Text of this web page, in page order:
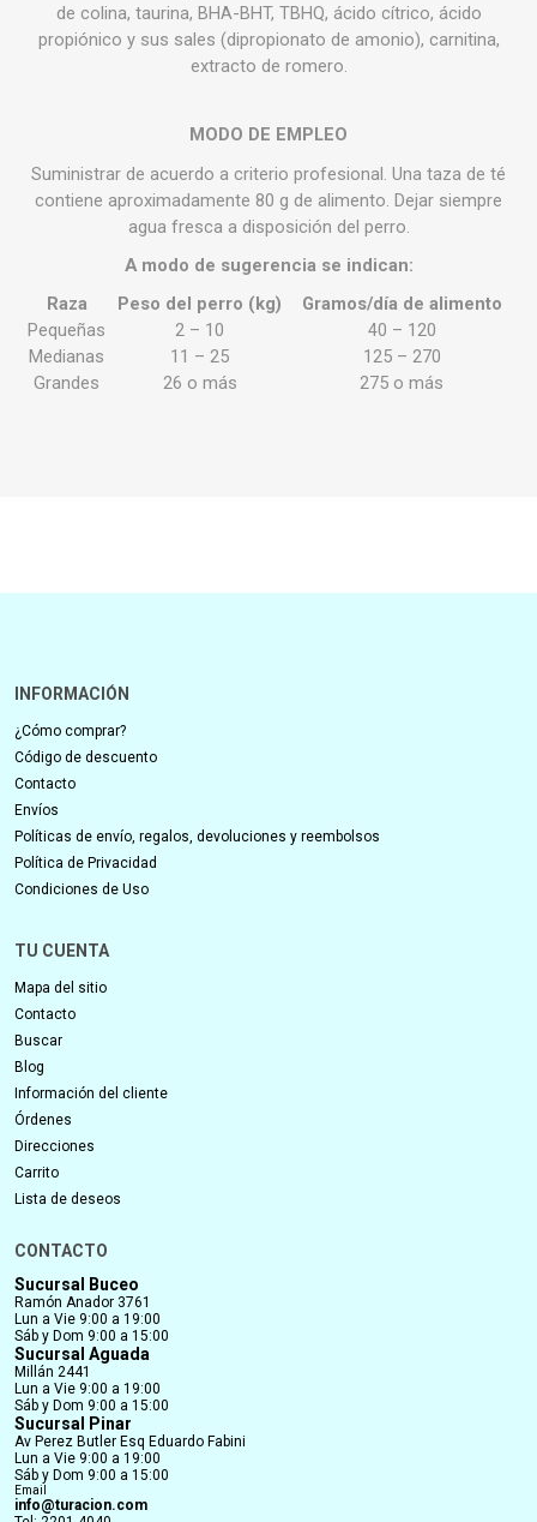
de colina, taurina, BHA-BHT, TBHQ, ácido cítrico, ácido
propiónico y sus sales (dipropionato de amonio), carnitina,
extracto de romero.
MODO DE EMPLEO
Suministrar de acuerdo a criterio profesional. Una taza de té
contiene aproximadamente 80 g de alimento. Dejar siempre
agua fresca a disposición del perro.
A modo de sugerencia se indican:
Raza
Peso del perro (kg)
Gramos/día de alimento
Pequeñas
2 – 10
40 – 120
Medianas
11 – 25
125 – 270
Grandes
26 o más 275 o más
INFORMACIÓN
¿Cómo comprar?
Código de descuento
Contacto
Envíos
Políticas de envío, regalos, devoluciones y reembolsos
Política de Privacidad
Condiciones de Uso
TU CUENTA
Mapa del sitio
Contacto
Buscar
Blog
Información del cliente
Órdenes
Direcciones
Carrito
Lista de deseos
CONTACTO
Sucursal Buceo
Ramón Anador 3761
Lun a Vie 9:00 a 19:00
Sáb y Dom 9:00 a 15:00
Sucursal Aguada
Millán 2441
Lun a Vie 9:00 a 19:00
Sáb y Dom 9:00 a 15:00
Sucursal Pinar
Av Perez Butler Esq Eduardo Fabini
Lun a Vie 9:00 a 19:00
Sáb y Dom 9:00 a 15:00
Email
info@turacion.com